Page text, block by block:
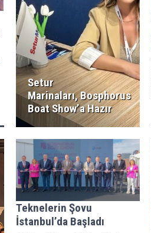
Setur
Marinaları, Bosphorus
Boat Show’a Hazır
Teknelerin Şovu
İstanbul’da Başladı